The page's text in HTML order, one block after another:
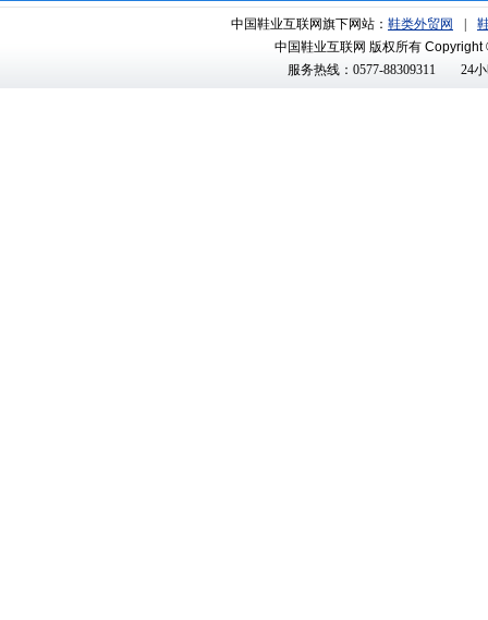
中国鞋业互联网旗下网站： 鞋类外贸网
中国鞋业互联网 版权所有 Copyright
服务热线：0577-88309311
24